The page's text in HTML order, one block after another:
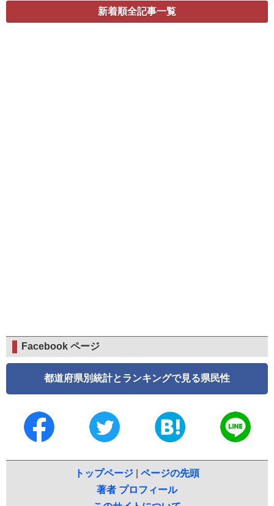
新着順全記事一覧
Facebook ページ
都道府県別統計とランキングで見る県民性
トップページ
ページの先頭
著者 プロフィール